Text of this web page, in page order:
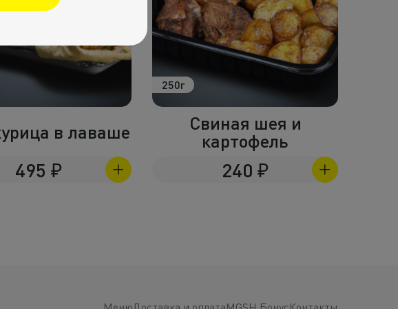
картофель
240₽
440г
Мясо свинина в
лаваше
660₽